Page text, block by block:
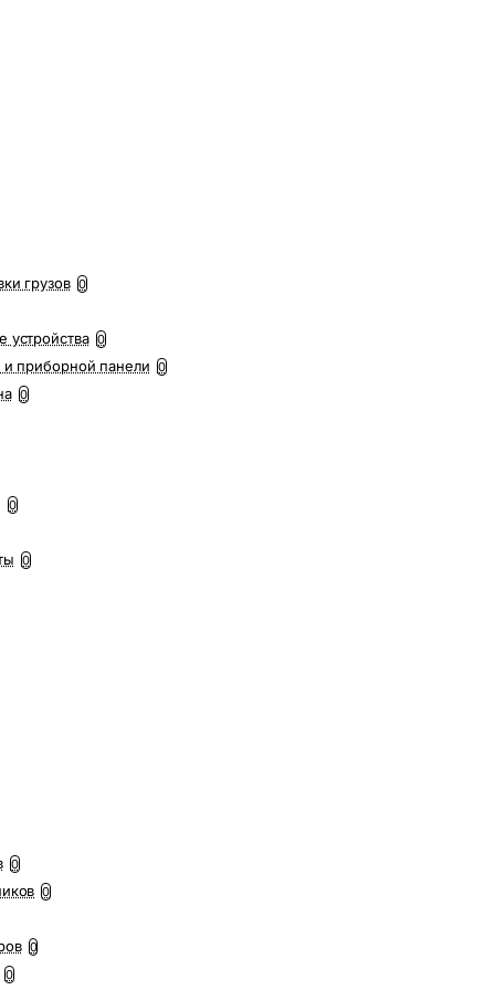
грузов 0
устройства 0
приборной панели 0
0
0
0
0
0
0
0